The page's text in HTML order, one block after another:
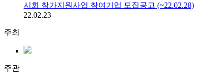
시회 참가지원사업 참여기업 모집공고 (~22.02.28)
22.02.23
주최
주관